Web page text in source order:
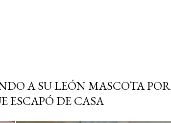
A SU LEÓN MASCOTA POR
ESCAPÓ DE CASA